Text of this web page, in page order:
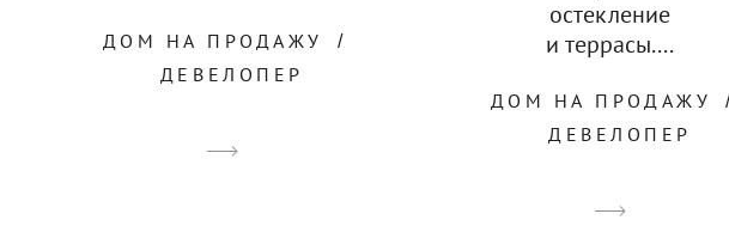
ДОМ НА ПРОДАЖУ
ДЕВЕЛОПЕР
остекление
и террасы....
ДОМ НА ПРОДАЖУ
ДЕВЕЛОПЕР